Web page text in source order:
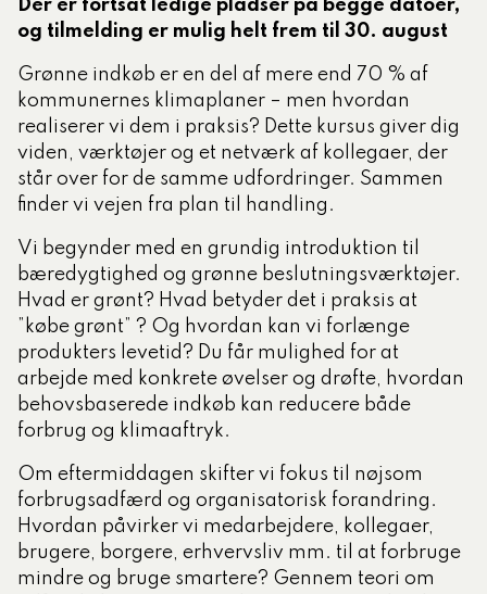
Der er fortsat ledige pladser på begge datoer,
og tilmelding er mulig helt frem til 30. august
Grønne indkøb er en del af mere end 70 % af
kommunernes klimaplaner – men hvordan
realiserer vi dem i praksis? Dette kursus giver dig
viden, værktøjer og et netværk af kollegaer, der
står over for de samme udfordringer. Sammen
finder vi vejen fra plan til handling.
Vi begynder med en grundig introduktion til
bæredygtighed og grønne beslutningsværktøjer.
Hvad er grønt? Hvad betyder det i praksis at
”købe grønt” ? Og hvordan kan vi forlænge
produkters levetid? Du får mulighed for at
arbejde med konkrete øvelser og drøfte, hvordan
behovsbaserede indkøb kan reducere både
forbrug og klimaaftryk.
Om eftermiddagen skifter vi fokus til nøjsom
forbrugsadfærd og organisatorisk forandring.
Hvordan påvirker vi medarbejdere, kollegaer,
brugere, borgere, erhvervsliv mm. til at forbruge
mindre og bruge smartere? Gennem teori om